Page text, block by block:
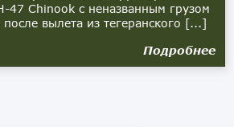
Chinook с неназванным грузом
вылета из тегеранского [...]
Подробнее